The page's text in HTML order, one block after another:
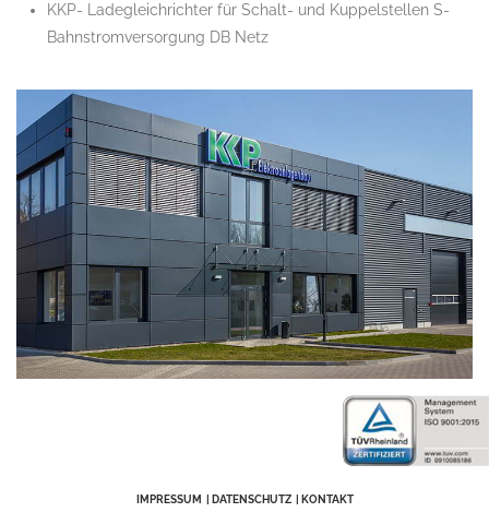
KKP- Ladegleichrichter für Schalt- und Kuppelstellen S-
Bahnstromversorgung DB Netz
IMPRESSUM DATENSCHUTZ KONTAKT